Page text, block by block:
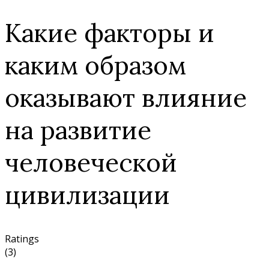
Какие факторы и
каким образом
оказывают влияние
на развитие
человеческой
цивилизации
Ratings
(3)